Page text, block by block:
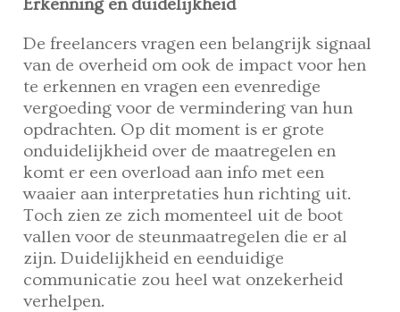
Erkenning en duidelijkheid
De freelancers vragen een belangrijk signaal
van de overheid om ook de impact voor hen
te erkennen en vragen een evenredige
vergoeding voor de vermindering van hun
opdrachten. Op dit moment is er grote
onduidelijkheid over de maatregelen en
komt er een overload aan info met een
waaier aan interpretaties hun richting uit.
Toch zien ze zich momenteel uit de boot
vallen voor de steunmaatregelen die er al
zijn. Duidelijkheid en eenduidige
communicatie zou heel wat onzekerheid
verhelpen.